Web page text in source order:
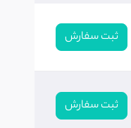
ثبت سفارش
ثبت سفارش